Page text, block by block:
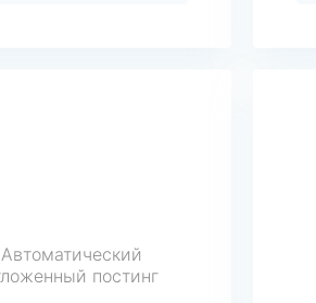
Автоматический
постинг